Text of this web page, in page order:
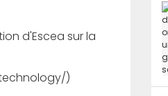
d'Escea sur la
)